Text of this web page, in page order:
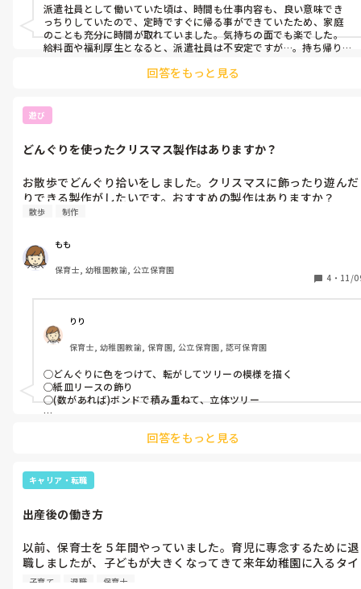
派遣社員として働いていた頃は、時間も仕事内容も、良い意味でき
っちりしていたので、定時ですぐに帰る事ができていたため、家庭
のことも充分に時間が取れていました。気持ちの面でも楽でした。
給料面や福利厚生となると、派遣社員は不安定ですが…。持ち帰り仕
家庭を優先出来る環境があれば、嬉しいですね！
回答をもっと見る
遊び
どんぐりを使ったクリスマス製作はありますか？
お散歩でどんぐり拾いをしました。クリスマスに飾ったり遊んだ
りできる製作がしたいです。おすすめの製作はありますか？
散歩 制作
もも
保育士, 幼稚園教諭, 公立保育園
4 ・ 11/
りり
保育士, 幼稚園教諭, 保育園, 公立保育園, 認可保育園
◯どんぐりに色をつけて、転がしてツリーの模様を描く
◯紙皿リースの飾り
◯(数があれば)ボンドで積み重ねて、立体ツリー
敵な製作物作ってくださいね！回答をもっと見る
キャリア・転職
出産後の働き方
以前、保育士を５年間やっていました。育児に専念するために退
職しましたが、子どもが大きくなってきて来年幼稚園に入るタイ
ミングで何かお仕事をはじめようと思っています。子どもが幼稚
子育て 退職 保育士